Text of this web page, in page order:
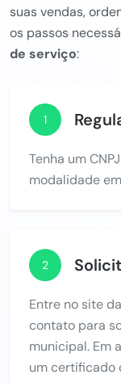
suas vendas,
os passos
de serviço:
1
Tenha um
modalidade
2
Entre no site
contato para
municipal. Em
um certificado